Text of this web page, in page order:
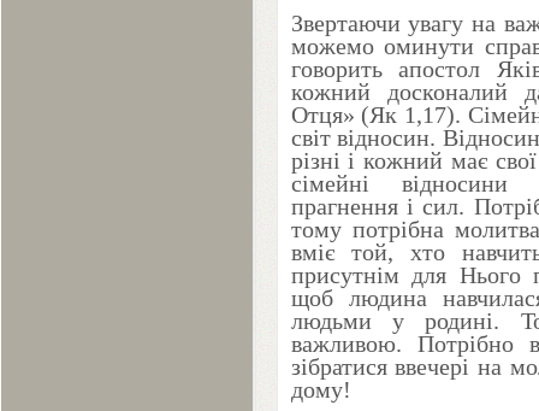
Звертаючи увагу на
можемо оминути
говорить апостол
кожний досконалий
Отця» (Як 1 ,17).
світ відносин.
різні і кожний має
сімейні відносини
прагнення і сил.
тому потрібна
вміє той, хто
присутнім для
щоб людина
людьми у родині.
важливою. Потрібно
зібратися ввечері на
дому!